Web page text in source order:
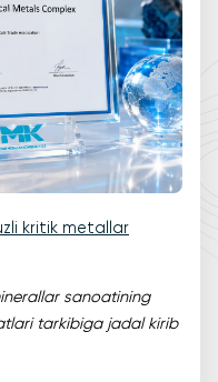
kritik metallar
sanoatining
tarkibiga jadal kirib